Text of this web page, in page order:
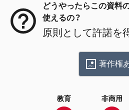
どうやったらこの資料
使えるの？
原則として許諾を
著作権
教育 非商用